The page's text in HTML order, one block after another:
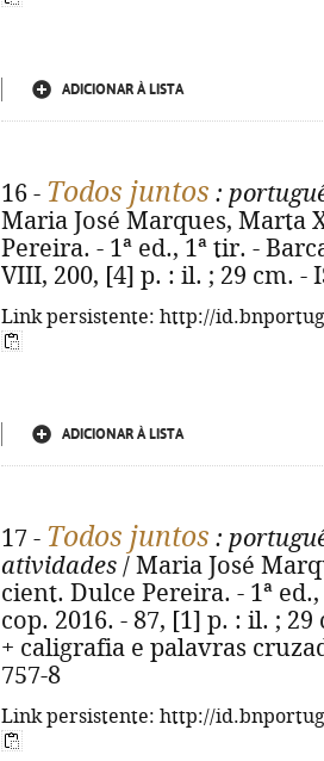
ADICIONAR À LISTA
16 - Todos juntos :
Maria José Marques, Marta
Pereira. - 1ª ed., 1ª tir. -
VIII, 200, [4] p. : il. ; 29 cm. -
Link persistente: http://
ADICIONAR À LISTA
17 - Todos juntos :
atividades / Maria José
cient. Dulce Pereira. - 1ª
cop. 2016. - 87, [1] p. : il. ;
+ caligrafia e palavras
757-8
Link persistente: http://